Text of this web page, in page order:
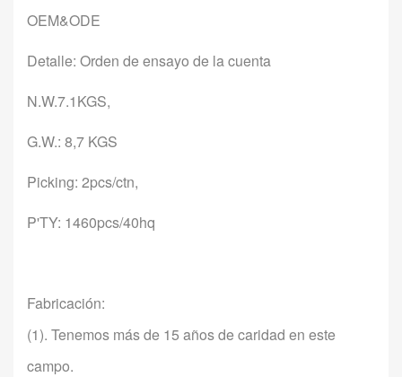
OEM&ODE
Detalle: Orden de ensayo de la cuenta
N.W.7.1KGS,
G.W.: 8,7 KGS
Picking: 2pcs/ctn,
P'TY: 1460pcs/40hq
Fabricación:
(1). Tenemos más de 15 años de caridad en este
campo.